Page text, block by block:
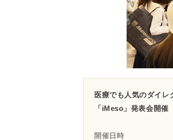
医療でも人気のダイレ
「iMeso」発表会開催
開催日時